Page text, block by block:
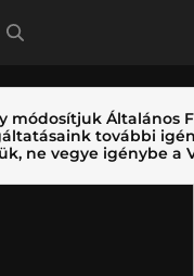
módosítjuk Általános
további
ne vegye igénybe a